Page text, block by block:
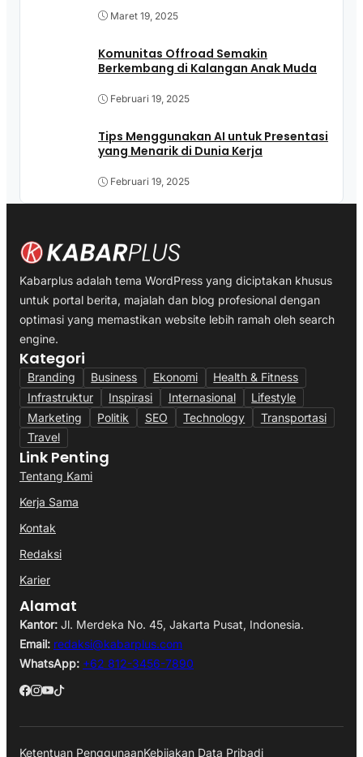
Maret 19, 2025
Komunitas Offroad Semakin
Berkembang di Kalangan Anak Muda
Februari 19, 2025
Tips Menggunakan AI untuk Presentasi
yang Menarik di Dunia Kerja
Februari 19, 2025
Kabarplus adalah tema WordPress yang diciptakan khusus
untuk portal berita, majalah dan blog profesional dengan
optimasi yang memastikan website lebih ramah oleh search
engine.
Kategori
Branding Business Ekonomi
Health & Fitness
Infrastruktur
Inspirasi Internasional
Lifestyle
Marketing
Politik SEO Technology
Transportasi
Travel
Link Penting
Tentang Kami
Kerja Sama
Kontak
Redaksi
Karier
Alamat
Kantor: Jl. Merdeka No. 45, Jakarta Pusat, Indonesia.
Email: redaksi@kabarplus.com
WhatsApp: +62 812-3456-7890
Ketentuan PenggunaanKebijakan Data Pribadi